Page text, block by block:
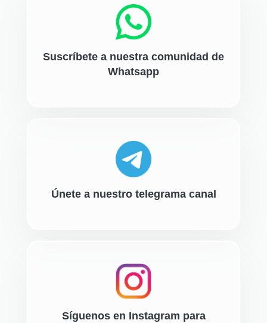
Suscríbete a nuestra comunidad de
Whatsapp
Únete a nuestro telegrama canal
Síguenos en Instagram para